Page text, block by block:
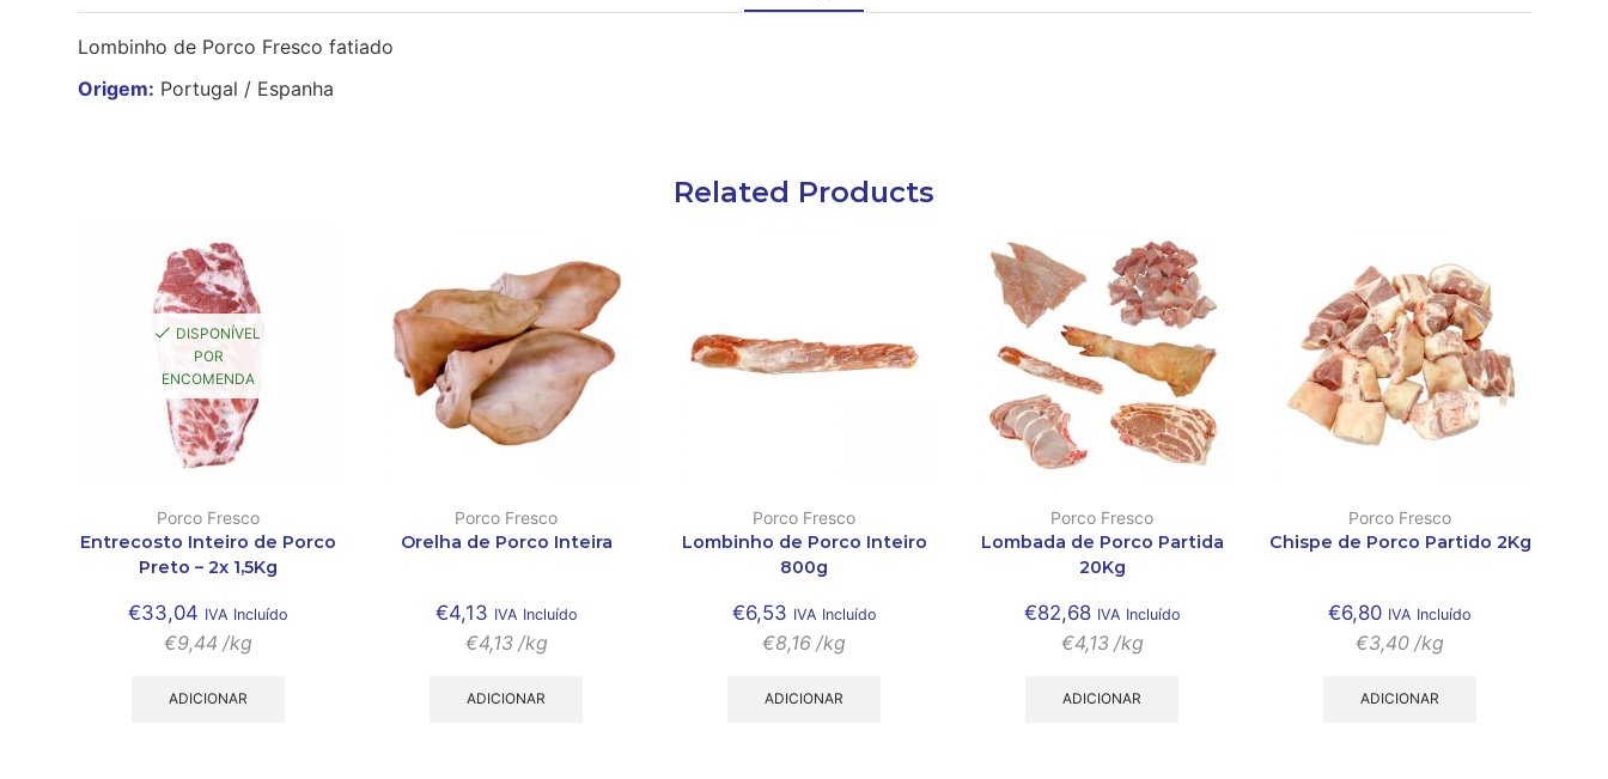
Lombinho de Porco Fresco fatiado
Origem: Portugal / Espanha
Related Products
DISPONÍVEL
POR
ENCOMENDA
Porco Fresco
Entrecosto Inteiro de Porco
Preto – 2x 1,5Kg
€33,04 IVA Incluído
€9,44 /kg
ADICIONAR
Porco Fresco
Orelha de Porco Inteira
€4,13 IVA Incluído
€4,13 /kg
ADICIONAR
Porco Fresco
Lombinho de Porco Inteiro
800g
€6,53 IVA Incluído
€8,16 /kg
ADICIONAR
Porco Fresco
Lombada de Porco Partida
20Kg
€82,68 IVA Incluído
€4,13 /kg
ADICIONAR
Porco Fresco
Chispe de Porco Partido 2Kg
€6,80 IVA Incluído
€3,40 /kg
ADICIONAR